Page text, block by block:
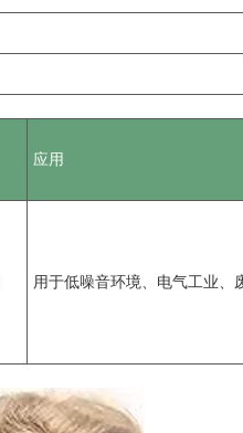
应用
用于低噪音环境、电气工业、